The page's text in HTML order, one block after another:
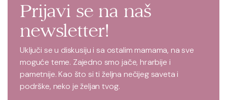
Prijavi se na naš
newsletter!
Uključi se u diskusiju i sa ostalim mamama, na sve
moguće teme. Zajedno smo jače, hrarbije i
pametnije. Kao što si ti željna nečijeg saveta i
podrške, neko je željan tvog.